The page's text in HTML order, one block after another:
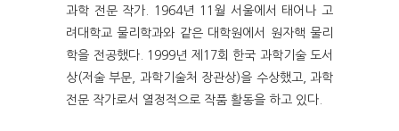
과학 전문 작가. 1964년 11월 서울에서 태어나 고
려대학교 물리학과와 같은 대학원에서 원자핵 물리
학을 전공했다. 1999년 제17회 한국 과학기술 도서
상(저술 부문, 과학기술처 장관상)을 수상했고, 과학
전문 작가로서 열정적으로 작품 활동을 하고 있다.